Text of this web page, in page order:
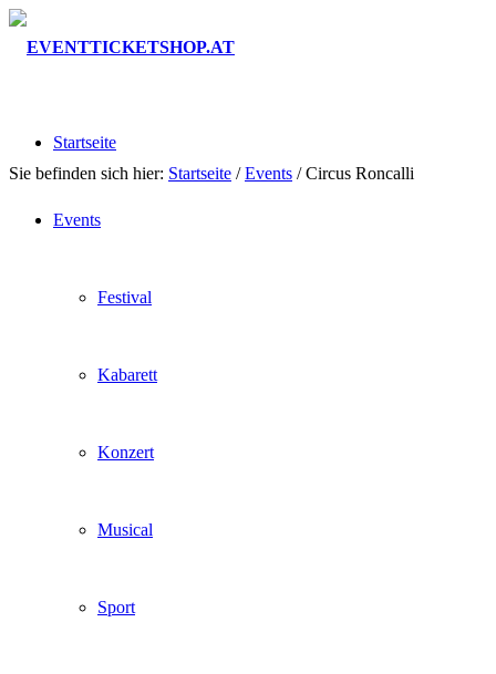
Startseite
Events
Festival
Kabarett
Konzert
Musical
Sport
Sie befinden sich hier: Startseite / Events / Circus Roncalli